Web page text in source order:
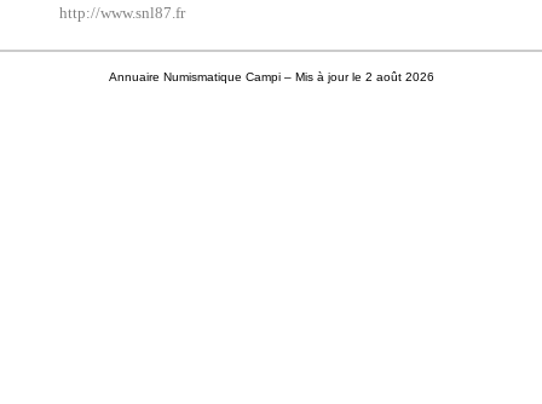
http://www.snl87.fr
Annuaire Numismatique Campi– Mis à jour le 2 août 2026